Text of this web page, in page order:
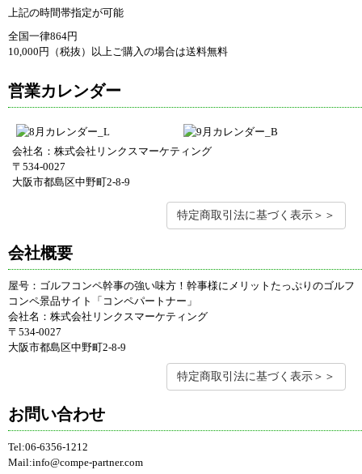
上記の時間帯指定が可能
全国一律864円
10,000円（税抜）以上ご購入の場合は送料無料
営業カレンダー
会社名：株式会社リンクスマーケティング
〒534-0027
大阪市都島区中野町2-8-9
特定商取引法に基づく表示＞＞
会社概要
屋号：ゴルフコンペ幹事の強い味方！幹事様にメリットたっぷりのゴルフ
コンペ景品サイト「コンペパートナー」
会社名：株式会社リンクスマーケティング
〒534-0027
大阪市都島区中野町2-8-9
特定商取引法に基づく表示＞＞
お問い合わせ
Tel:06-6356-1212
Mail:info@compe-partner.com